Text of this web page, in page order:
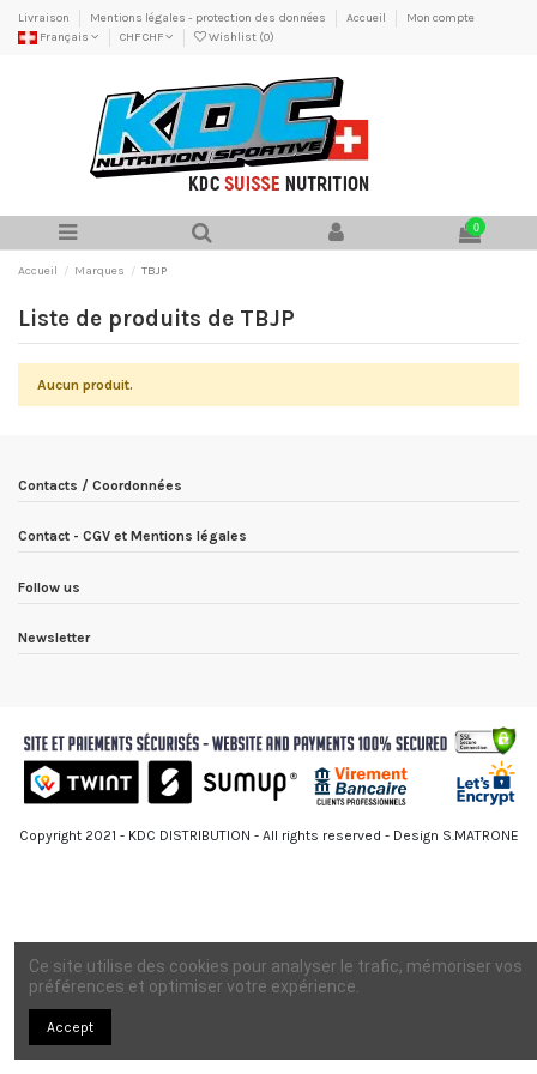
Livraison Mentions légales - protection des données Accueil
Mon compte
Français
CHF CHF Wishlist (0)
0
Accueil Marques TBJP
Liste de produits de TBJP
Aucun produit.
Contacts / Coordonnées
Contact - CGV et Mentions légales
Follow us
Newsletter
Copyright 2021 - KDC DISTRIBUTION - All rights reserved - Design S.MATRONE
Ce site utilise des cookies pour analyser le trafic, mémoriser vos
préférences et optimiser votre expérience.
Accept